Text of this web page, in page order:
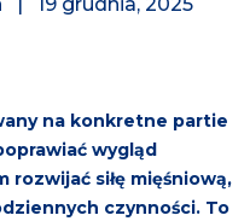
na konkretne partie
wygląd
siłę mięśniową,
czynności. To